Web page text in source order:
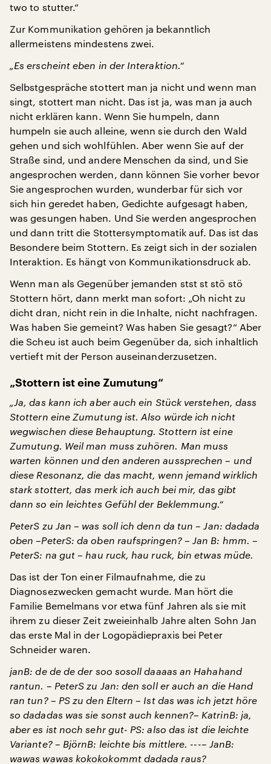
two to stutter.“
Zur Kommunikation gehören ja bekanntlich
allermeistens mindestens zwei.
„Es erscheint eben in der Interaktion.“
Selbstgespräche stottert man ja nicht und wenn man
singt, stottert man nicht. Das ist ja, was man ja auch
nicht erklären kann. Wenn Sie humpeln, dann
humpeln sie auch alleine, wenn sie durch den Wald
gehen und sich wohlfühlen. Aber wenn Sie auf der
Straße sind, und andere Menschen da sind, und Sie
angesprochen werden, dann können Sie vorher bevor
Sie angesprochen wurden, wunderbar für sich vor
sich hin geredet haben, Gedichte aufgesagt haben,
was gesungen haben. Und Sie werden angesprochen
und dann tritt die Stottersymptomatik auf. Das ist das
Besondere beim Stottern. Es zeigt sich in der sozialen
Interaktion. Es hängt von Kommunikationsdruck ab.
Wenn man als Gegenüber jemanden stst st stö stö
Stottern hört, dann merkt man sofort: „Oh nicht zu
dicht dran, nicht rein in die Inhalte, nicht nachfragen.
Was haben Sie gemeint? Was haben Sie gesagt?“ Aber
die Scheu ist auch beim Gegenüber da, sich inhaltlich
vertieft mit der Person auseinanderzusetzen.
„Stottern ist eine Zumutung“
„Ja, das kann ich aber auch ein Stück verstehen, dass
Stottern eine Zumutung ist. Also würde ich nicht
wegwischen diese Behauptung. Stottern ist eine
Zumutung. Weil man muss zuhören. Man muss
warten können und den anderen aussprechen – und
diese Resonanz, die das macht, wenn jemand wirklich
stark stottert, das merk ich auch bei mir, das gibt
dann so ein leichtes Gefühl der Beklemmung.“
PeterS zu Jan – was soll ich denn da tun – Jan: dadada
oben –PeterS: da oben raufspringen? – Jan B: hmm. –
PeterS: na gut – hau ruck, hau ruck, bin etwas müde.
Das ist der Ton einer Filmaufnahme, die zu
Diagnosezwecken gemacht wurde. Man hört die
Familie Bemelmans vor etwa fünf Jahren als sie mit
ihrem zu dieser Zeit zweieinhalb Jahre alten Sohn Jan
das erste Mal in der Logopädiepraxis bei Peter
Schneider waren.
janB: de de de der soo sosoll daaaas an Hahahand
rantun. – PeterS zu Jan: den soll er auch an die Hand
ran tun? – PS zu den Eltern – Ist das was ich jetzt höre
so dadadas was sie sonst auch kennen?– KatrinB: ja,
aber es ist noch sehr gut- PS: also das ist die leichte
Variante? – BjörnB: leichte bis mittlere. ---– JanB:
wawas wawas kokokokommt dadada raus?